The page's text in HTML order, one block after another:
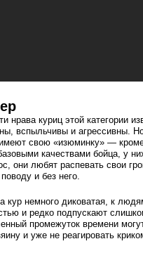
нрава куриц этой категории
вспыльчивы и агрессивны.
свою «изюминку» —
качествами бойца, у
они любят распевать свои
и без него.
кур немного диковатая, к
и редко подпускают
промежуток времени
и уже не реагировать